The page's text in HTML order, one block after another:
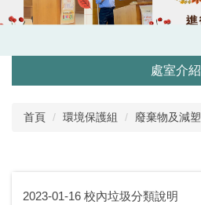
處室介紹
處本部
營繕組
首頁 環境保護組 廢棄物及減塑
2023-01-16 校內垃圾分類說明